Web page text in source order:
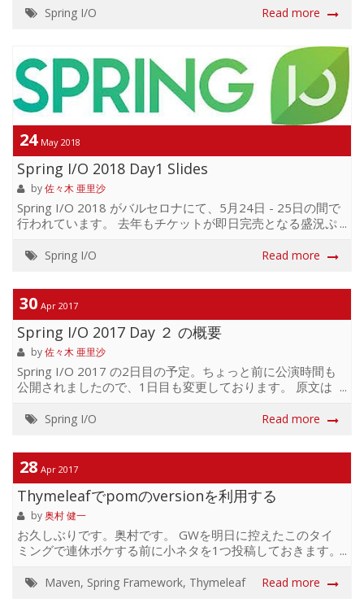
Docs and RAML by Mathias Düsterhöft Monitor Your
Spring I/O Read more
24 May 2018
Spring I/O 2018 Day1 Slides
by佐々木 亜里沙
Spring I/O 2018 がバルセロナにて、5月24日 - 25日の間で
行われています。 去年もチケットが即日完売となる盛況ぷ
以上のスピーカーによる多彩なセッションという去年の倍
#springio18 で検索！ 取り急ぎ Day1 のセッションのスラ
イドをまとめてみました。現時点で集められたものだけな
ので、資料見つけ次第追加していきます。 Keynote -
Thinking back,...
Spring I/O Read more
30 Apr 2017
Spring I/O 2017 Day ２ の概要
by佐々木 亜里沙
Spring I/O 2017 の2日目の予定。ちょっと前に公演時間も
公開されましたので、1日目も変更しております。 原文は
春) and Mark Heckler 9:00am to 9:50am Demo:
ングな紹介の1つに、メッセージドリブンで拡張性があり、
レジリエントで応答性の高いサービスをサポートする
PivotalのProject Re...
Spring I/O Read more
28 Apr 2017
Thymeleafでpomのversionを利用する
by奥村 健一
お久しぶりです。奥村です。 GWを明日に控えたこのタイ
ミングで連休ボケする前に小ネタを1つ投稿しておきます。
イルなどのキャッシュをリセットさせたい！っといった要
Maven, Spring Framework, Thymeleaf Read more